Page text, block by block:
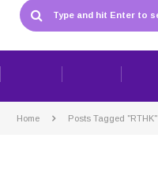
Home Posts Tagged "RTHK"